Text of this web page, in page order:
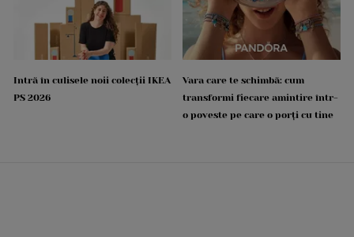
Intră în culisele noii colecții IKEA
PS 2026
Vara care te schimbă: cum
transformi fiecare amintire într-
o poveste pe care o porți cu tine